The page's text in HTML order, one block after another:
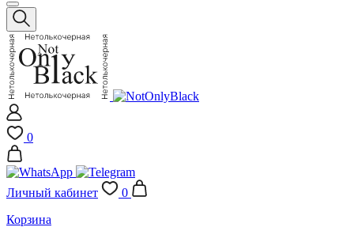
0
Личный кабинет
0
Корзина